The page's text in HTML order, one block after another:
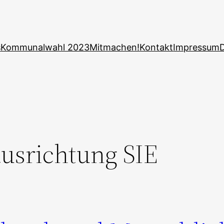
Kommunalwahl 2023Mitmachen!KontaktImpressum
SIE